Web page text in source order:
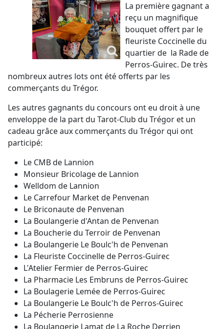
La première gagnant a
reçu un magnifique
bouquet offert par le
fleuriste Coccinelle du
quartier de la Rade de
Perros-Guirec. De très
nombreux autres lots ont été offerts par les
commerçants du Trégor.
Les autres gagnants du concours ont eu droit à une
enveloppe de la part du Tarot-Club du Trégor et un
cadeau grâce aux commerçants du Trégor qui ont
participé:
Le CMB de Lannion
Monsieur Bricolage de Lannion
Welldom de Lannion
Le Carrefour Market de Penvenan
Le Briconaute de Penvenan
La Boulangerie d'Antan de Penvenan
La Boucherie du Terroir de Penvenan
La Boulangerie Le Boulc'h de Penvenan
La Fleuriste Coccinelle de Perros-Guirec
L'Atelier Fermier de Perros-Guirec
La Pharmacie Les Embruns de Perros-Guirec
La Boulagerie Lemée de Perros-Guirec
La Boulangerie Le Boulc'h de Perros-Guirec
La Pécherie Perrosienne
La Boulangerie Lamat de La Roche Derrien